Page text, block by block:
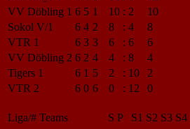
VV Döbling 1 6 5 1 10 : 2
10
Sokol V/1
6 4 2 8 : 4
8
VTR 1
6 3 3 6 : 6
6
VV Döbling 2 6 2 4 4 : 8
4
Tigers 1
6 1 5 2 : 10
2
VTR 2
6 0 6 0 : 12 0
Liga/# Teams S P S1 S2 S3 S4